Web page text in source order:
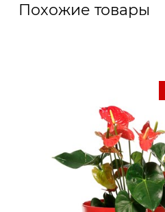
Похожие товары